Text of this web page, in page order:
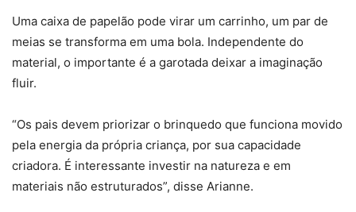
Uma caixa de papelão pode virar um carrinho, um par de
meias se transforma em uma bola. Independente do
material, o importante é a garotada deixar a imaginação
fluir.
“Os pais devem priorizar o brinquedo que funciona movido
pela energia da própria criança, por sua capacidade
criadora. É interessante investir na natureza e em
materiais não estruturados”, disse Arianne.